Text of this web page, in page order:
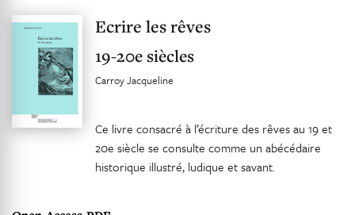
Ecrire les rêves
19-20e siècles
Carroy Jacqueline
Ce livre consacré à l’écriture des rêves au 19 et
20e siècle se consulte comme un abécédaire
historique illustré, ludique et savant.